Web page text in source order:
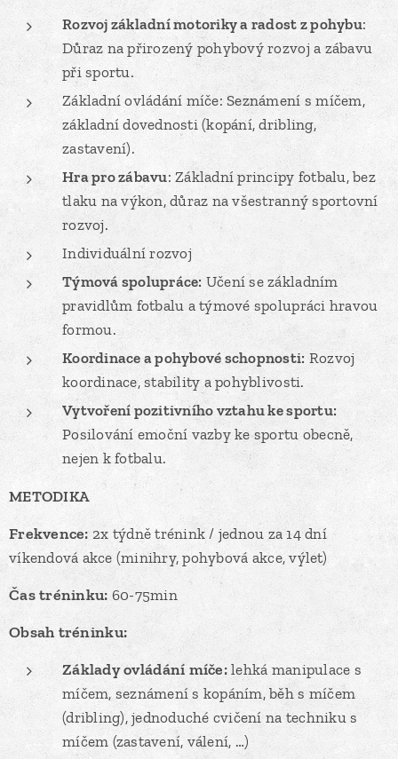
Rozvoj základní motoriky a radost z pohybu:
Důraz na přirozený pohybový rozvoj a zábavu
při sportu.
Základní ovládání míče: Seznámení s míčem,
základní dovednosti (kopání, dribling,
zastavení).
Hra pro zábavu: Základní principy fotbalu, bez
tlaku na výkon, důraz na všestranný sportovní
rozvoj.
Individuální rozvoj
Týmová spolupráce:Učení se základním
pravidlům fotbalu a týmové spolupráci hravou
formou.
Koordinace a pohybové schopnosti: Rozvoj
koordinace, stability a pohyblivosti.
Vytvoření pozitivního vztahu ke sportu:
Posilování emoční vazby ke sportu obecně,
nejen k fotbalu.
METODIKA
Frekvence: 2x týdně trénink / jednou za 14 dní
víkendová akce (minihry, pohybová akce, výlet)
Čas tréninku: 60-75min
Obsah tréninku:
Základy ovládání míče:lehká manipulace s
míčem, seznámení s kopáním, běh s míčem
(dribling), jednoduché cvičení na techniku s
míčem (zastavení, válení, …)